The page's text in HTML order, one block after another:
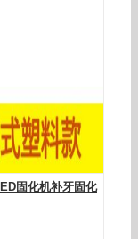
固化机补牙固化
壳光固化机
灯